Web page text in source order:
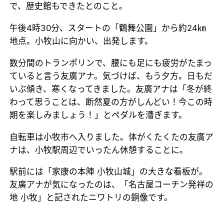
で、歴史館もできたとのこと。
午後4時30分、スタートの「鶴舞公園」から約24㎞
地点。小牧山に向かい、出発します。
数分間のトランポリンで、腰にも足にも疲労がたまっ
ていると言う友廣アナ。気づけば、もう夕方。日もだ
いぶ傾き、寒くなってきました。友廣アナは「冬が終
わって思うことは、断然夏の方がしんどい！今この時
期を楽しみましょう！」とペダルを漕ぎます。
自転車は小牧市へ入りました。体がくたくたの友廣ア
ナは、小牧駅周辺でいったん休憩することに。
駅前には「家康の本陣 小牧山城」の大きな看板が。
友廣アナが気になったのは、「名古屋コーチン発祥の
地 小牧」と記されたニワトリの銅像です。